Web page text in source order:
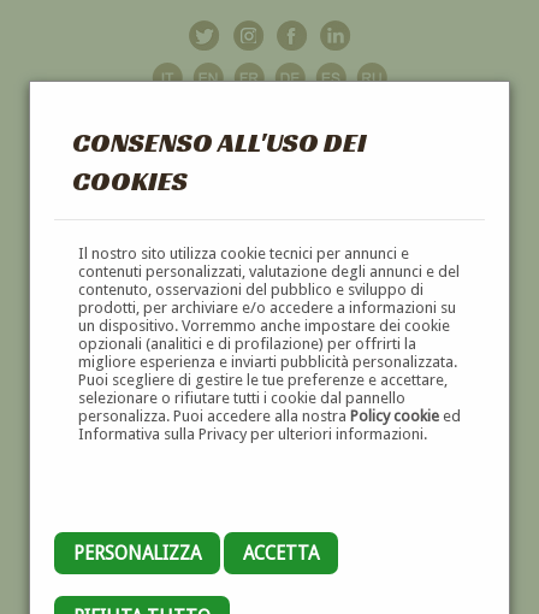
CONSENSO ALL'USO DEI
COOKIES
Il nostro sito utilizza cookie tecnici per annunci e
contenuti personalizzati, valutazione degli annunci e del
contenuto, osservazioni del pubblico e sviluppo di
prodotti, per archiviare e/o accedere a informazioni su
un dispositivo. Vorremmo anche impostare dei cookie
opzionali (analitici e di profilazione) per offrirti la
migliore esperienza e inviarti pubblicità personalizzata.
Puoi scegliere di gestire le tue preferenze e accettare,
selezionare o rifiutare tutti i cookie dal pannello
personalizza. Puoi accedere alla nostra Policy cookieed
Informativa sulla Privacy per ulteriori informazioni.
PERSONALIZZA ACCETTA
GALLERIAD'ARTE
DIPINTI E SCULTURE '800 E '900